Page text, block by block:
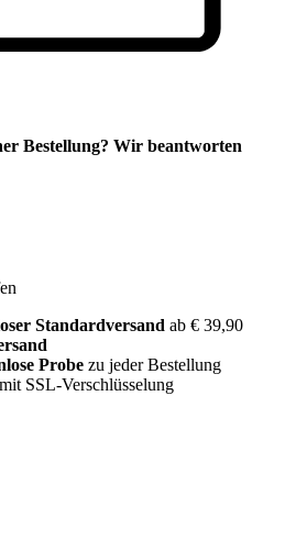
Bestellung? Wir beantworten
Standardversand ab € 39,90
Probe zu jeder Bestellung
mit SSL-Verschlüsselung